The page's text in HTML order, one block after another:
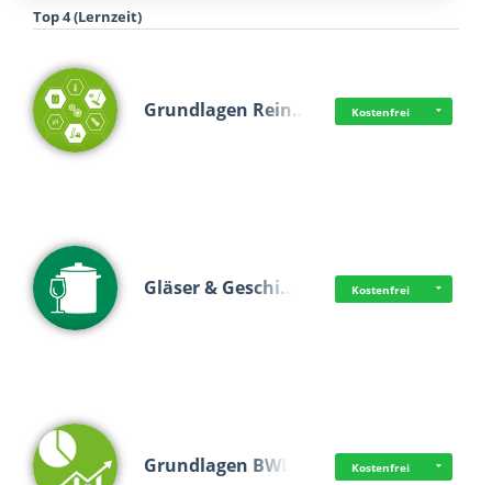
Top 4 (Lernzeit)
Grundlagen Rein… Kostenfrei
Gläser & Geschi… Kostenfrei
Grundlagen BWL Kostenfrei